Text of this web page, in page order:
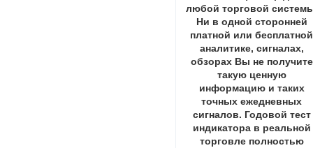
любой торговой
Ни в одной сторонней
платной или бесплатной
аналитике, сигналах,
обзорах Вы не получите
такую ценную
информацию и таких
точных ежедневных
сигналов. Годовой тест
индикатора в реальной
торговле полностью